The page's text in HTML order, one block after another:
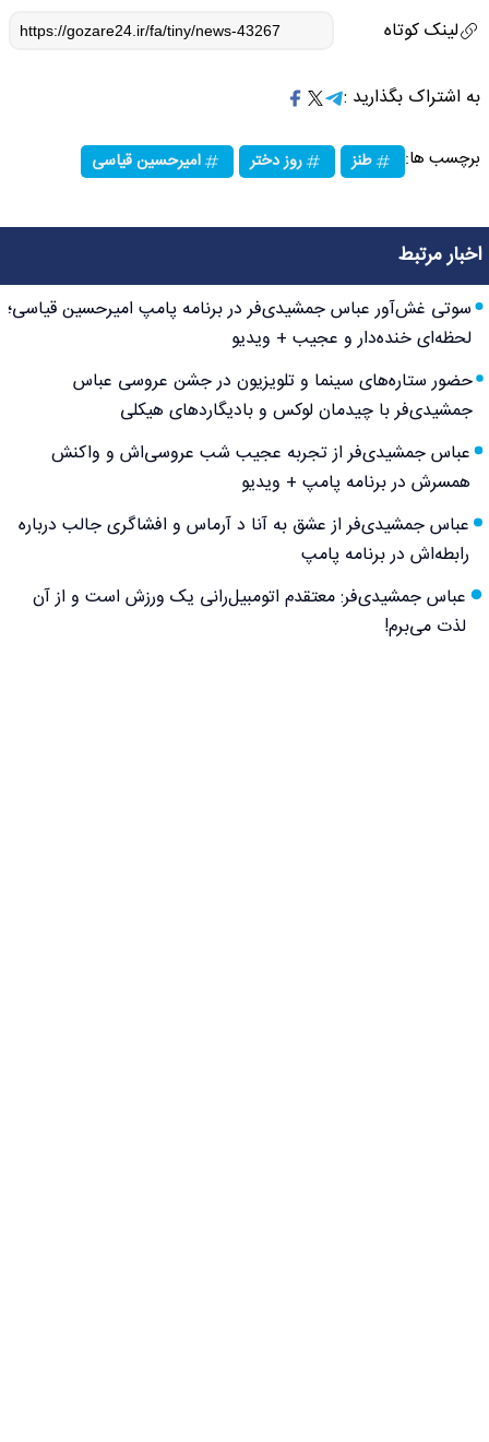
لینک کوتاه
به اشتراک بگذارید :
برچسب ها: طنز روز دختر امیرحسین قیاسی
اخبار مرتبط
سوتی غش‌آور عباس جمشیدی‌فر در برنامه پامپ امیرحسین قیاسی؛
لحظه‌ای خنده‌دار و عجیب + ویدیو
حضور ستاره‌های سینما و تلویزیون در جشن عروسی عباس
جمشیدی‌فر با چیدمان لوکس و بادیگاردهای هیکلی
عباس جمشیدی‌فر از تجربه عجیب شب عروسی‌اش و واکنش
همسرش در برنامه پامپ + ویدیو
عباس جمشیدی‌فر از عشق به آنا د آرماس و افشاگری جالب درباره
رابطه‌اش در برنامه پامپ
عباس جمشیدی‌فر: معتقدم اتومبیل‌رانی یک ورزش است و از آن
لذت می‌برم!